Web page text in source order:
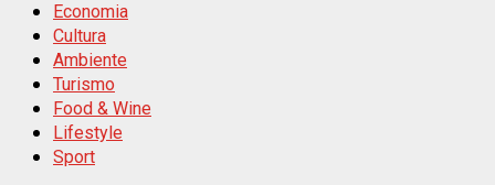
Economia
Cultura
Ambiente
Turismo
Food & Wine
Lifestyle
Sport